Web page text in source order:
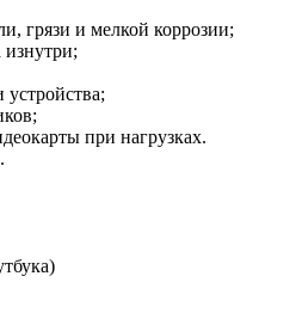
грязи и мелкой коррозии;
изнутри;
устройства;
при нагрузках.